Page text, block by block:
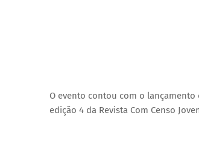
O evento contou com o lançamento
edição 4 da Revista Com Censo